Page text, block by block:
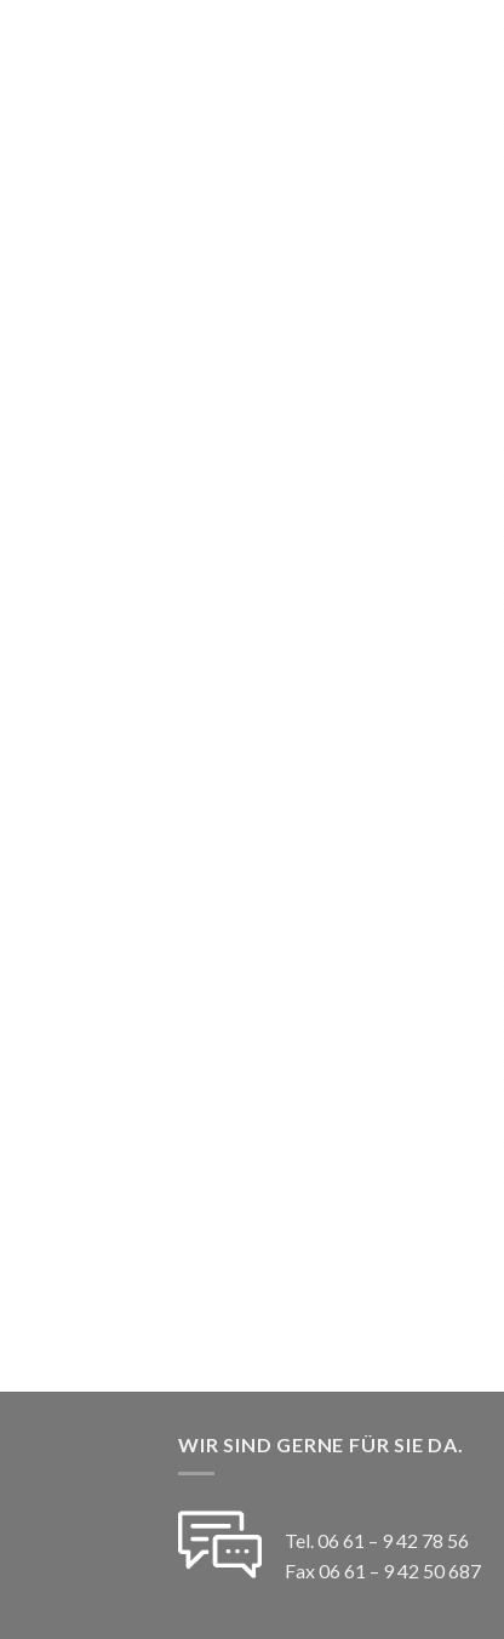
WIR SIND GERNE FÜR SIE DA.
Tel. 06 61 – 9 42 78 56
Fax 06 61 – 9 42 50 687